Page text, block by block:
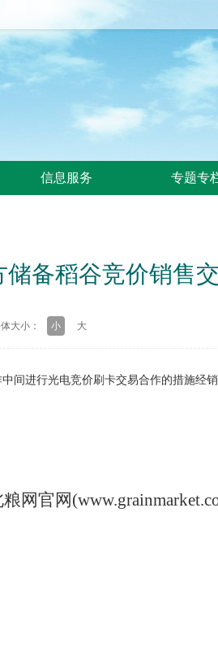
信息服务 专题专
储备稻谷竞价销售
大小： 小 大
间进行光电竞价刷卡交易合作的措施经
网官网(